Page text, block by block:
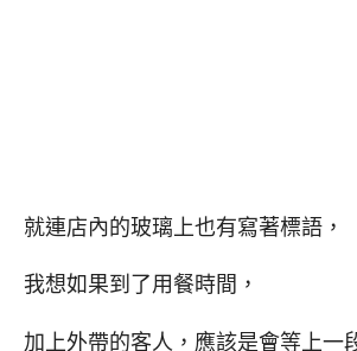
就連店內的玻璃上也有寫著標語，
我想如果到了用餐時間，
加上外帶的客人，應該是會等上一